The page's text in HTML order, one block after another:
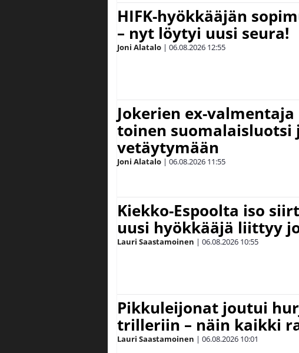
HIFK-hyökkääjän
– nyt löytyi uusi seura!
Joni Alatalo | 06.08.2026 12:55
Jokerien ex-
toinen suomalaisluotsi
vetäytymään
Joni Alatalo | 06.08.2026 11:55
Kiekko-Espoolta iso
uusi hyökkääjä liittyy
Lauri Saastamoinen | 06.08.2026 10:55
Pikkuleijonat joutui
trilleriin – näin kaikki
Lauri Saastamoinen | 06.08.2026 10:01